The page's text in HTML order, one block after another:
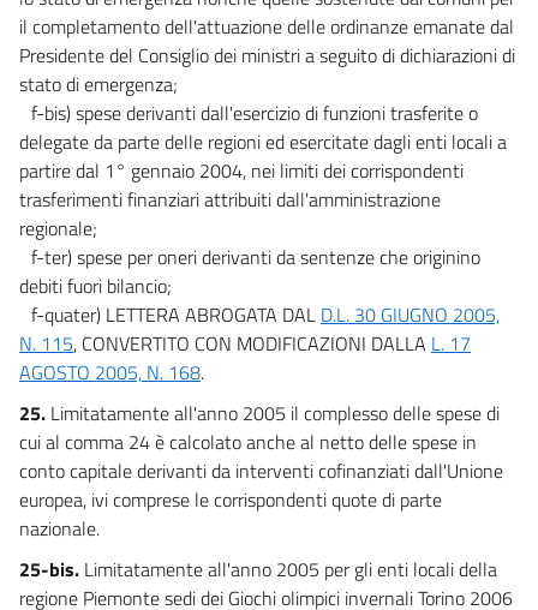
il completamento dell'attuazione delle ordinanze emanate dal
Presidente del Consiglio dei ministri a seguito di dichiarazioni di
stato di emergenza;
f-bis) spese derivanti dall'esercizio di funzioni trasferite o
delegate da parte delle regioni ed esercitate dagli enti locali a
partire dal 1° gennaio 2004, nei limiti dei corrispondenti
trasferimenti finanziari attribuiti dall'amministrazione
regionale;
f-ter) spese per oneri derivanti da sentenze che originino
debiti fuori bilancio;
f-quater) LETTERA ABROGATA DAL D.L. 30 GIUGNO 2005,
N. 115, CONVERTITO CON MODIFICAZIONI DALLA L. 17
AGOSTO 2005, N. 168.
25. Limitatamente all'anno 2005 il complesso delle spese di
cui al comma 24 è calcolato anche al netto delle spese in
conto capitale derivanti da interventi cofinanziati dall'Unione
europea, ivi comprese le corrispondenti quote di parte
nazionale.
25-bis. Limitatamente all'anno 2005 per gli enti locali della
regione Piemonte sedi dei Giochi olimpici invernali Torino 2006